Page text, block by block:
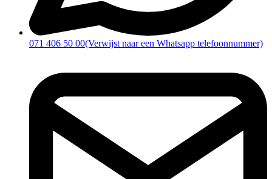
071 406 50 00(Verwijst naar een Whatsapp telefoonnummer)